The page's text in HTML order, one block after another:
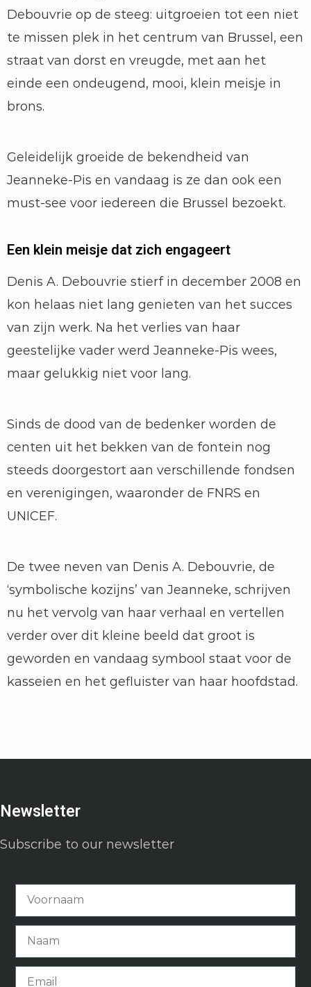
Debouvrie op de steeg: uitgroeien tot een niet
te missen plek in het centrum van Brussel, een
straat van dorst en vreugde, met aan het
einde een ondeugend, mooi, klein meisje in
brons.
Geleidelijk groeide de bekendheid van
Jeanneke-Pis en vandaag is ze dan ook een
must-see voor iedereen die Brussel bezoekt.
Een klein meisje dat zich engageert
Denis A. Debouvrie stierf in december 2008 en
kon helaas niet lang genieten van het succes
van zijn werk. Na het verlies van haar
geestelijke vader werd Jeanneke-Pis wees,
maar gelukkig niet voor lang.
Sinds de dood van de bedenker worden de
centen uit het bekken van de fontein nog
steeds doorgestort aan verschillende fondsen
en verenigingen, waaronder de FNRS en
UNICEF.
De twee neven van Denis A. Debouvrie, de
‘symbolische kozijns’ van Jeanneke, schrijven
nu het vervolg van haar verhaal en vertellen
verder over dit kleine beeld dat groot is
geworden en vandaag symbool staat voor de
kasseien en het gefluister van haar hoofdstad.
Newsletter
Subscribe to our newsletter